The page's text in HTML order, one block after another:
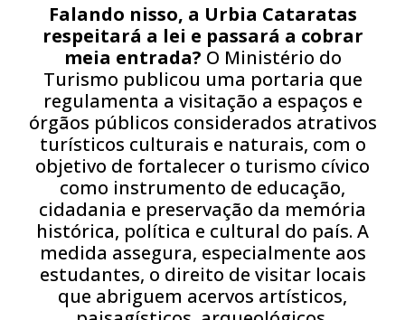
Falando nisso, a Urbia Cataratas
respeitará a lei e passará a cobrar
meia entrada? O Ministério do
Turismo publicou uma portaria que
regulamenta a visitação a espaços e
órgãos públicos considerados atrativos
turísticos culturais e naturais, com o
objetivo de fortalecer o turismo cívico
como instrumento de educação,
cidadania e preservação da memória
histórica, política e cultural do país. A
medida assegura, especialmente aos
estudantes, o direito de visitar locais
que abriguem acervos artísticos,